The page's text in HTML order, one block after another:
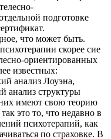
подготовке
что может быть.
скорее сие
ориентированных
известных:
анализ Лоуэна,
анализ структуры
имеют свою теорию
это то, что недавно в
психотерапий, как
по страховке. В